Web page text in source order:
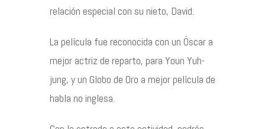
relación especial con su nieto, David.
La película fue reconocida con un Óscar a
mejor actriz de reparto, para Youn Yuh-
jung, y un Globo de Oro a mejor película de
habla no inglesa.